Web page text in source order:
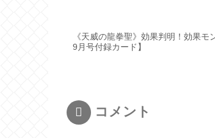
《天威の龍拳聖》効果判明！効果
9月号付録カード】
コメント